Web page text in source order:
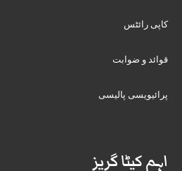
کاپی رائٹس
قوائد و ضوابت
پرائیویسی پالیسی
اہم کیٹا گریز